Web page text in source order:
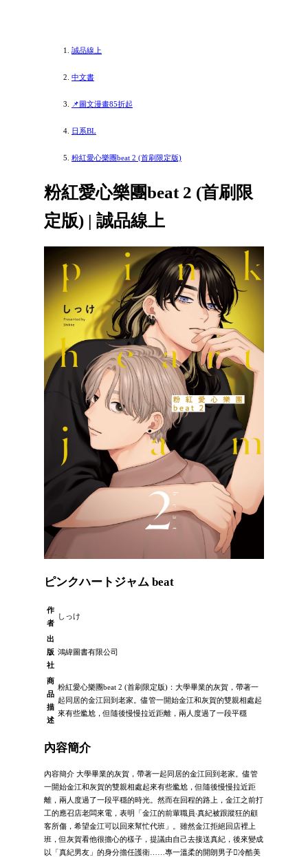
誠品線上
中文書
📌圖文漫畫85折起
日系BL
粉紅愛心樂團beat 2 (首刷限定版)
粉紅愛心樂團beat 2 (首刷限
定版) | 誠品線上
ピンクハートジャム beat
作
者
しっけ
出
版
社
鴻緯圖書有限公司
商
品
描
述
粉紅愛心樂團beat 2 (首刷限定版)：大學畢業的灰賀，帶著一
起同居的金江回到老家。儘管一開始金江和灰賀的雙親相處起
來有些尷尬，但隨後慢慢拉近距離，兩人度過了一段平穩
內容簡介
內容簡介 大學畢業的灰賀，帶著一起同居的金江回到老家。儘管
一開始金江和灰賀的雙親相處起來有些尷尬，但隨後慢慢拉近距
離，兩人度過了一段平穩的時光。然而在回程的路上，金江之前打
工的應召店老闆來電，表明「金江的前輩職員‧真紀被跟蹤狂的顧
客所傷，希望金江可以回來幫忙代班」。雖然金江拒絕回店裡上
班，但灰賀看他很擔心的樣子，提議由自己去接送真紀，後來變成
以「真紀男友」的身分擔任護衛……專一溫柔的開朗男子冷酷美